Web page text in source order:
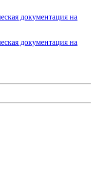
документация на
документация на